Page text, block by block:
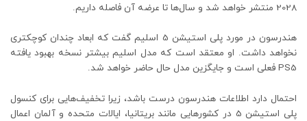
2028 منتشر خواهد شد و سال‌ها تا عرضه آن فاصله داریم.
هندرسون در مورد پلی استیشن 5 اسلیم گفت که ابعاد چندان کوچکتری
نخواهد داشت. او معتقد است که مدل اسلیم بیشتر نسخه بهبود یافته
PS5 فعلی است و جایگزین مدل حال حاضر خواهد شد.
احتمال دارد اطلاعات هندرسون درست باشد، زیرا تخفیف‌هایی برای کنسول
پلی استیشن 5 در کشورهایی مانند بریتانیا، ایالات متحده و آلمان اعمال